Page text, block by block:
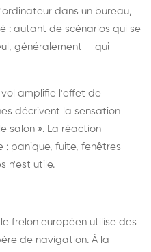
dans un bureau,
: autant de scénarios qui se
généralement — qui
amplifie l'effet de
décrivent la sensation
salon ». La réaction
: panique, fuite, fenêtres
n'est utile.
frelon européen utilise des
de navigation. À la